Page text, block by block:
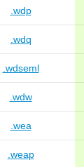
.wdp
.wdq
.wdseml
.wdw
.wea
.weap